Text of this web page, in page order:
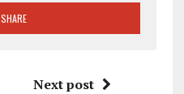
SHARE
Next post